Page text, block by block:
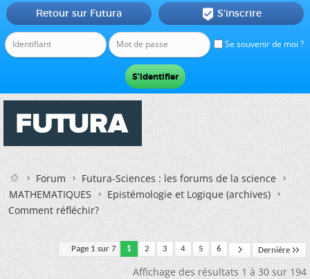
Se souvenir de moi ?
Retour sur Futura  S'inscrire
Forum
Futura-Sciences : les forums de la science
MATHEMATIQUES
Epistémologie et Logique (archives)
Comment réfléchir?
Page 1 sur 7 1 2 3 4 5 6 Dernière
Affichage des résultats 1 à 30 sur 194